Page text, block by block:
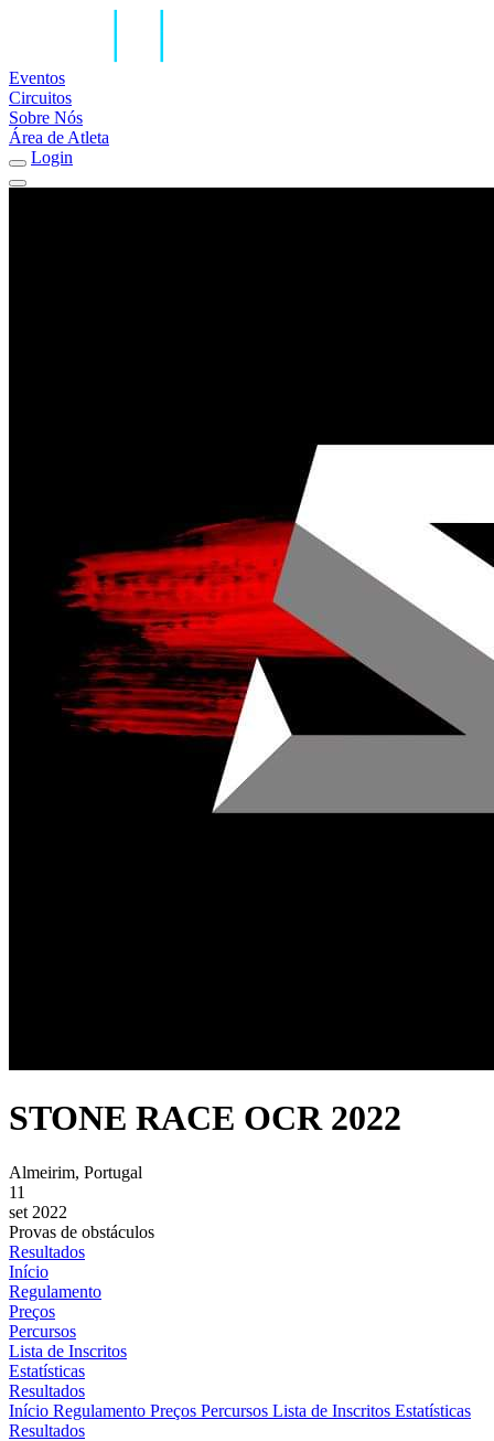
Eventos
Circuitos
Sobre Nós
Área de Atleta
Login
STONE RACE OCR 2022
Almeirim, Portugal
11
set 2022
Provas de obstáculos
Resultados
Início
Regulamento
Preços
Percursos
Lista de Inscritos
Estatísticas
Resultados
Início Regulamento Preços Percursos Lista de Inscritos Estatísticas
Resultados